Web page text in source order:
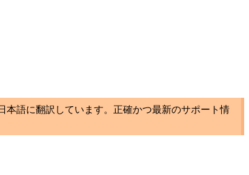
語に翻訳しています。正確かつ最新のサポート情